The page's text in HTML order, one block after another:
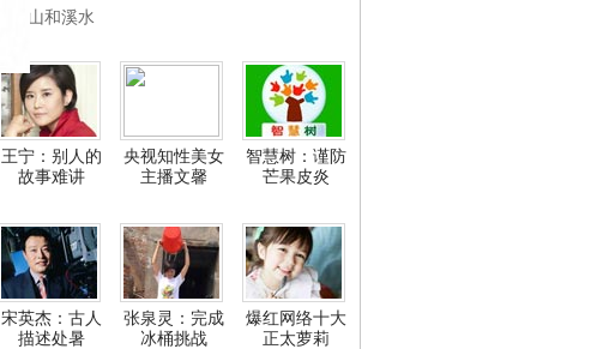
小山和溪水
王宁：别人的
故事难讲
央视知性美女
主播文馨
智慧树：谨防
芒果皮炎
宋英杰：古人
描述处暑
张泉灵：完成
冰桶挑战
爆红网络十大
正太萝莉